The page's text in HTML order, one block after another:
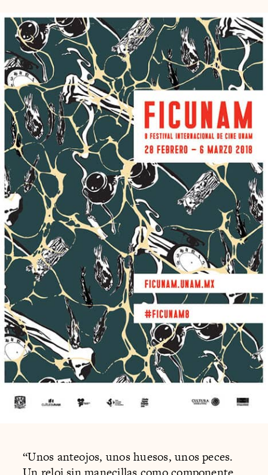
“Unos anteojos, unos huesos, unos peces.